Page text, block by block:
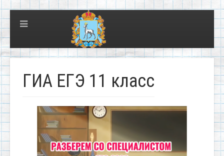
ГИА ЕГЭ 11 класс